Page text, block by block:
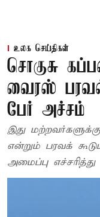
உலக செய்திகள்
சொகுசு
வைரஸ்
பேர் அச்சம்
இது
என்றும் பரவக்
அமைப்பு